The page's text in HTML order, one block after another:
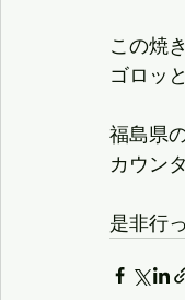
この焼
ゴロッ
福島県
カウン
是非行